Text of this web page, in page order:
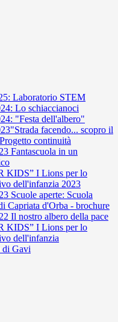
Laboratorio STEM
Lo schiaccianoci
"Festa dell'albero"
facendo... scopro il
continuità
Fantascuola in un
KIDS” I Lions per lo
dell'infanzia 2023
Scuole aperte: Scuola
Capriata d'Orba - brochure
Il nostro albero della pace
KIDS” I Lions per lo
dell'infanzia
di Gavi